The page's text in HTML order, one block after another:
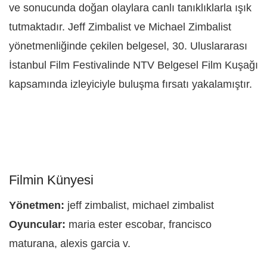
ve sonucunda doğan olaylara canlı tanıklıklarla ışık
tutmaktadır. Jeff Zimbalist ve Michael Zimbalist
yönetmenliğinde çekilen belgesel, 30. Uluslararası
İstanbul Film Festivalinde NTV Belgesel Film Kuşağı
kapsamında izleyiciyle buluşma fırsatı yakalamıştır.
Filmin Künyesi
Yönetmen: jeff zimbalist, michael zimbalist
Oyuncular: maria ester escobar, francisco
maturana, alexis garcia v.